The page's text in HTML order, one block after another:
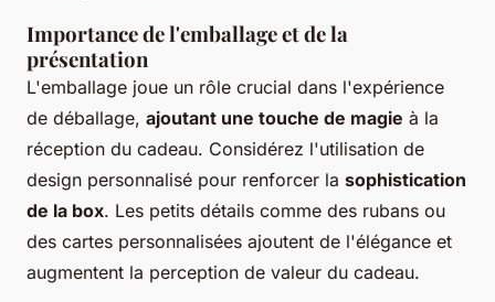
Importance de l'emballage et de la
présentation
L'emballage joue un rôle crucial dans l'expérience
de déballage, ajoutant une touche de magie à la
réception du cadeau. Considérez l'utilisation de
design personnalisé pour renforcer la sophistication
de la box. Les petits détails comme des rubans ou
des cartes personnalisées ajoutent de l'élégance et
augmentent la perception de valeur du cadeau.